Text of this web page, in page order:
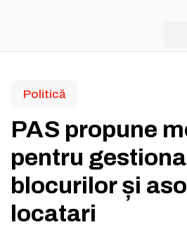
Politică
PAS propune
pentru
blocurilor și
locatari